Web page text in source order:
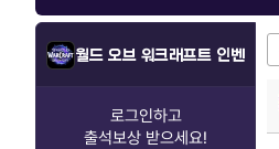
월드 오브 워크래프트 인벤
로그인하고
출석보상 받으세요!